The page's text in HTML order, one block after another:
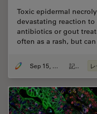
Toxic epidermal
devastating reaction
antibiotics or gout
often as a rash, but
Sep 15, 2025 記事